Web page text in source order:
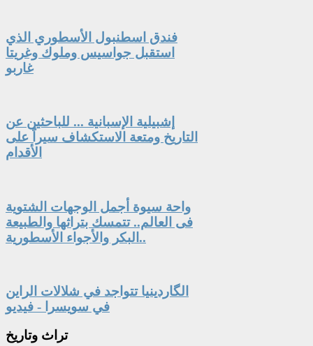
فندق اسطنبول الأسطوري الذي
استقبل جواسيس وملوك وغريتا
غاربو
إشبيلية الإسبانية ... للباحثين عن
التاريخ ومتعة الاستكشاف سيراً على
الأقدام
واحة سيوة أجمل الوجهات الشتوية
فى العالم.. تتمسك بتراثها والطبيعة
البكر والأجواء الأسطورية..
الگاردينيا تتواجد في شلالات الراين
في سويسرا - فيديو
تراث وتاريخ